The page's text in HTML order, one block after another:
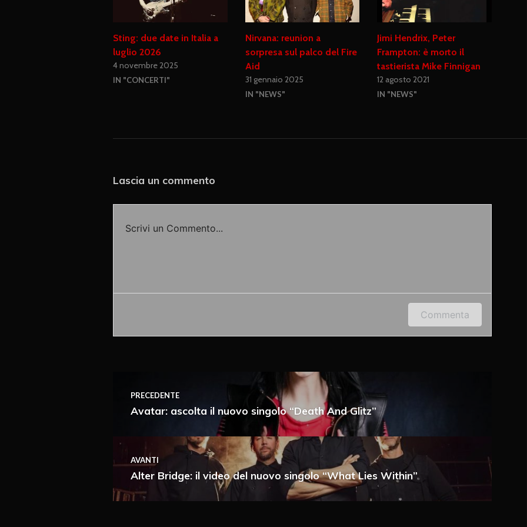
Sting: due date in Italia a
luglio 2026
4 novembre 2025
IN "CONCERTI"
Nirvana: reunion a
sorpresa sul palco del Fire
Aid
31 gennaio 2025
IN "NEWS"
Jimi Hendrix, Peter
Frampton: è morto il
tastierista Mike Finnigan
12 agosto 2021
IN "NEWS"
Lascia un commento
Scrivi un Commento...
Accedi o fornisci il tuo nome o indirizzo e-mail per lasciare un commento.
Ricevi i nuovi articoli via e-mail
Immediata
Giornalmente
Commenta
PRECEDENTE
Avatar: ascolta il nuovo singolo “Death And Glitz”
AVANTI
Alter Bridge: il video del nuovo singolo “What Lies Within”